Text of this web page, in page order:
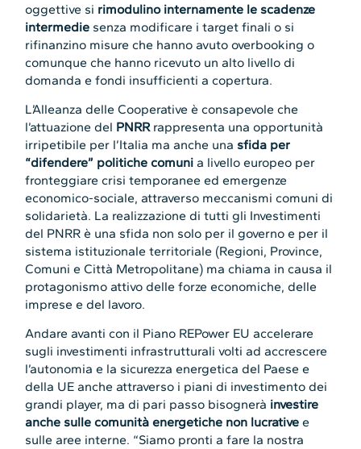
oggettive si rimodulino internamente le scadenze
intermedie senza modificare i target finali o si
rifinanzino misure che hanno avuto overbooking o
comunque che hanno ricevuto un alto livello di
domanda e fondi insufficienti a copertura.
L’Alleanza delle Cooperative è consapevole che
l’attuazione del PNRRrappresenta una opportunità
irripetibile per l’Italia ma anche una sfida per
“difendere” politiche comuni a livello europeo per
fronteggiare crisi temporanee ed emergenze
economico-sociale, attraverso meccanismi comuni di
solidarietà. La realizzazione di tutti gli Investimenti
del PNRR è una sfida non solo per il governo e per il
sistema istituzionale territoriale (Regioni, Province,
Comuni e Città Metropolitane) ma chiama in causa il
protagonismo attivo delle forze economiche, delle
imprese e del lavoro.
Andare avanti con il Piano REPower EU accelerare
sugli investimenti infrastrutturali volti ad accrescere
l’autonomia e la sicurezza energetica del Paese e
della UE anche attraverso i piani di investimento dei
grandi player, ma di pari passo bisognerà investire
anche sulle comunità energetiche non lucrativee
sulle aree interne. “Siamo pronti a fare la nostra